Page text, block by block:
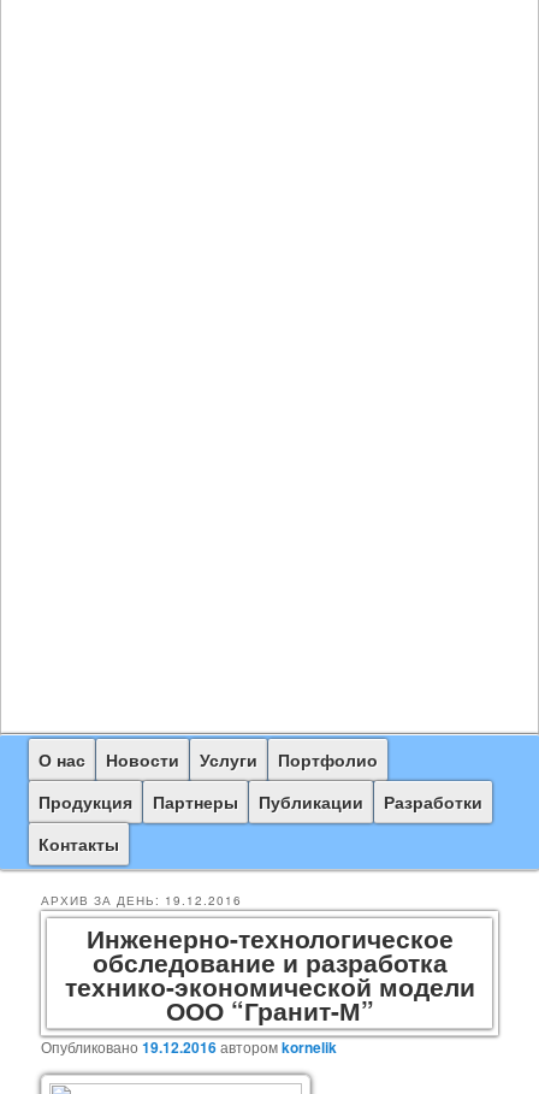
Главное
меню
Перейти
к
основному
содержимому
Перейти
к
дополнительному
содержимому
О нас Новости Услуги
Портфолио
Продукция
Партнеры Публикации
Разработки
Контакты
АРХИВ ЗА ДЕНЬ: 19.12.2016
Инженерно-технологическое
обследование и разработка
технико-экономической модели
ООО “Гранит-М”
Опубликовано19.12.2016авторомkornelik